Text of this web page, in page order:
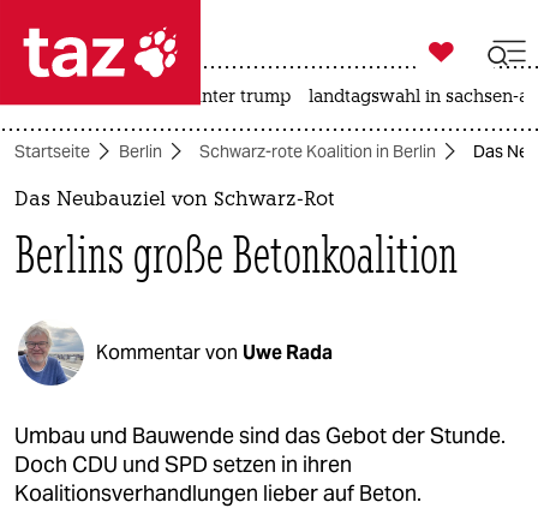
 taz zahl ich
taz zahl ich
politik
öko
gesellschaft
kultur
sport

taz zahl ich
usa unter trump landtagswahl in sachsen-
Startseite Berlin Schwarz-rote Koalition in Berlin Das
Das Neubauziel von Schwarz-Rot
Berlins große Betonkoalition
Kommentar von Uwe Rada
Umbau und Bauwende sind das Gebot der Stunde.
Doch CDU und SPD setzen in ihren
Koalitionsverhandlungen lieber auf Beton.